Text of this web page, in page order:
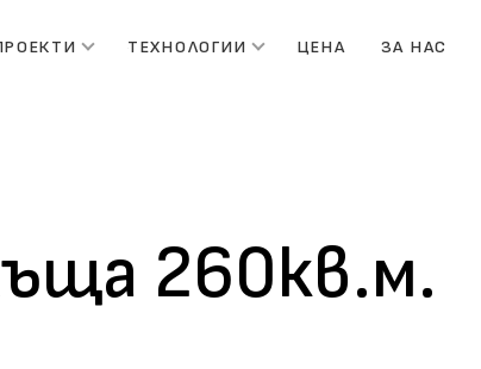
ТЕХНОЛОГИИ ЦЕНА ЗА НАС
260кв.м.